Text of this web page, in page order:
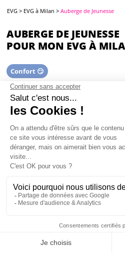
EVG > EVG à Milan >Auberge de Jeunesse
AUBERGE DE JEUNESSE
POUR MON EVG À
Confort 😏
CONTENU
Une ou plusieurs
À proximité des
Salle de bain privatisé
service
Cuisine en commun
Mon EVG à Milan